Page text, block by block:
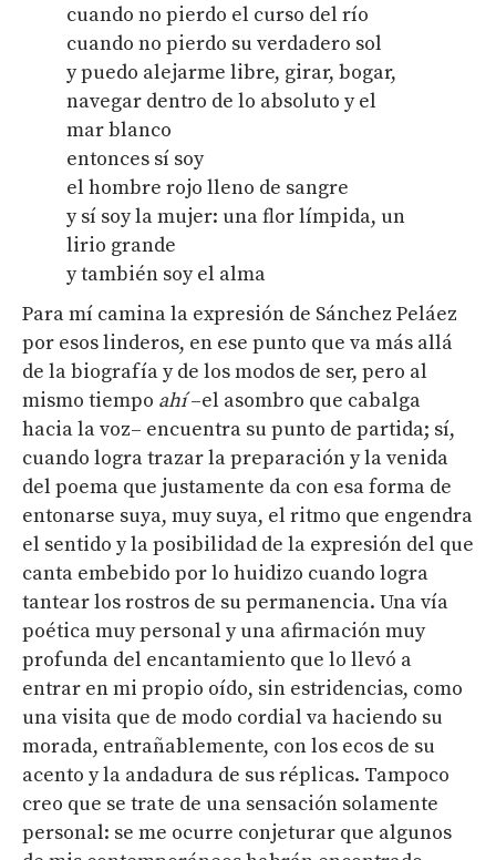
cuando no pierdo el curso del río
cuando no pierdo su verdadero sol
y puedo alejarme libre, girar, bogar,
navegar dentro de lo absoluto y el
mar blanco
entonces sí soy
el hombre rojo lleno de sangre
y sí soy la mujer: una flor límpida, un
lirio grande
y también soy el alma
Para mí camina la expresión de Sánchez Peláez
por esos linderos, en ese punto que va más allá
de la biografía y de los modos de ser, pero al
mismo tiempo ahí–el asombro que cabalga
hacia la voz– encuentra su punto de partida; sí,
cuando logra trazar la preparación y la venida
del poema que justamente da con esa forma de
entonarse suya, muy suya, el ritmo que engendra
el sentido y la posibilidad de la expresión del que
canta embebido por lo huidizo cuando logra
tantear los rostros de su permanencia. Una vía
poética muy personal y una afirmación muy
profunda del encantamiento que lo llevó a
entrar en mi propio oído, sin estridencias, como
una visita que de modo cordial va haciendo su
morada, entrañablemente, con los ecos de su
acento y la andadura de sus réplicas. Tampoco
creo que se trate de una sensación solamente
personal: se me ocurre conjeturar que algunos